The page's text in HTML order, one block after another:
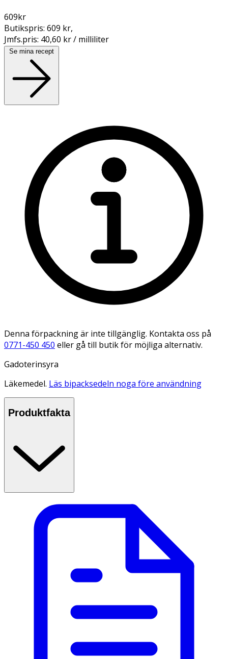
609kr
Butikspris: 609 kr,
Jmfs.pris: 40,60 kr / milliliter
Se mina recept
Denna förpackning är inte tillgänglig. Kontakta oss på
0771-450 450 eller gå till butik för möjliga alternativ.
Gadoterinsyra
Läkemedel. Läs bipacksedeln noga före användning
Produktfakta